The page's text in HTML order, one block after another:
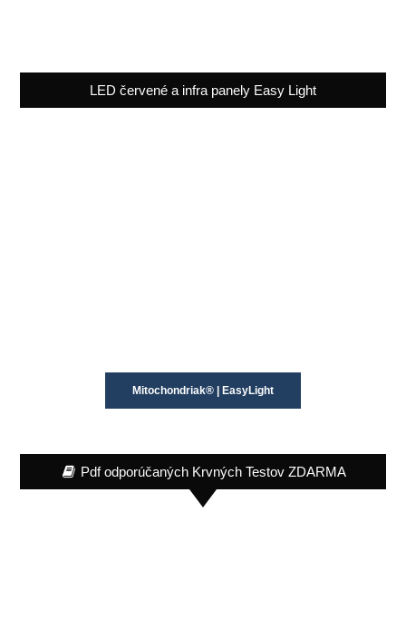
LED červené a infra panely Easy Light
Mitochondriak® | EasyLight
Pdf odporúčaných Krvných Testov ZDARMA